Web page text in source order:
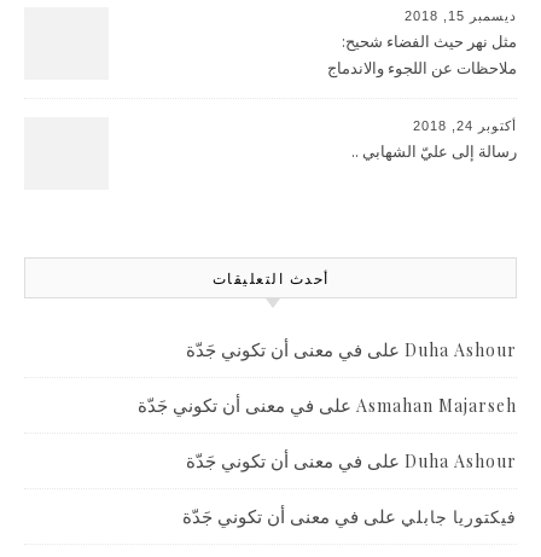
ديسمبر 15, 2018
مثل نهر حيث الفضاء شحيح:
ملاحظات عن اللجوء والاندماج
أكتوبر 24, 2018
رسالة إلى عليّ الشهابي ..
أحدث التعليقات
Duha Ashour على في معنى أن تكوني جَدّة
Asmahan Majarseh على في معنى أن تكوني جَدّة
Duha Ashour على في معنى أن تكوني جَدّة
فيكتوريا جابلي على في معنى أن تكوني جَدّة